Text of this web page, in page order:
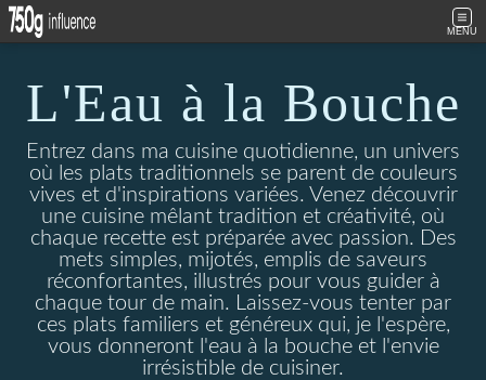
MENU
L'Eau à la Bouche
Entrez dans ma cuisine quotidienne, un univers
où les plats traditionnels se parent de couleurs
vives et d'inspirations variées. Venez découvrir
une cuisine mêlant tradition et créativité, où
chaque recette est préparée avec passion. Des
mets simples, mijotés, emplis de saveurs
réconfortantes, illustrés pour vous guider à
chaque tour de main. Laissez-vous tenter par
ces plats familiers et généreux qui, je l'espère,
vous donneront l'eau à la bouche et l'envie
irrésistible de cuisiner.